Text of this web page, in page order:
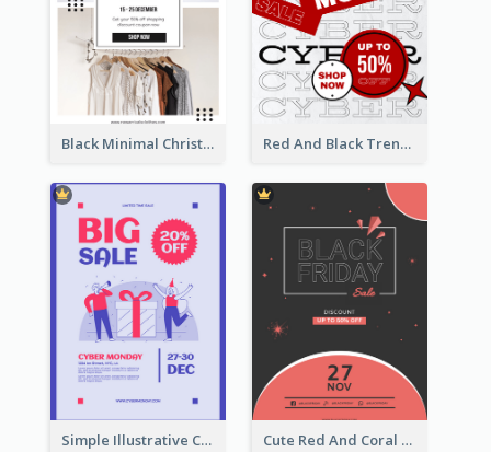
Black Minimal Christmas Shopping Sale Poster Red And Black Trendy Paper Cyber Monday Poster
Simple Illustrative Cyber Monday Sales Poster Design Cute Red And Coral Starry Black Friday Deal Poster